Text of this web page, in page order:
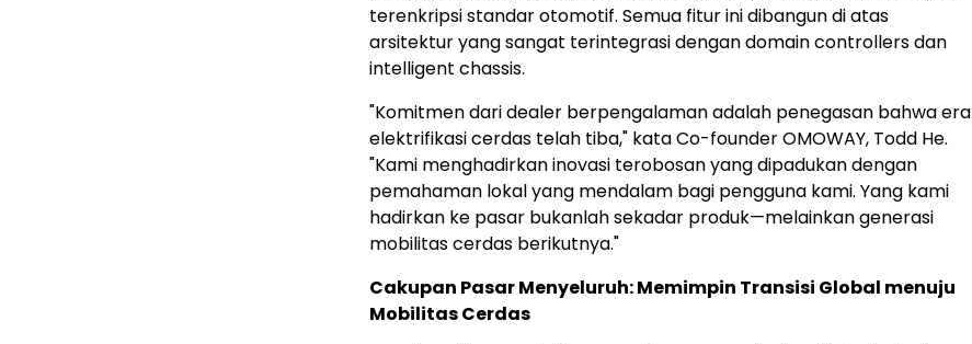
terenkripsi standar otomotif. Semua fitur ini dibangun di atas
arsitektur yang sangat terintegrasi dengan domain controllers dan
intelligent chassis.
"Komitmen dari dealer berpengalaman adalah penegasan bahwa era
elektrifikasi cerdas telah tiba," kata Co-founder OMOWAY, Todd He.
"Kami menghadirkan inovasi terobosan yang dipadukan dengan
pemahaman lokal yang mendalam bagi pengguna kami. Yang kami
hadirkan ke pasar bukanlah sekadar produk—melainkan generasi
mobilitas cerdas berikutnya."
Cakupan Pasar Menyeluruh: Memimpin Transisi Global menuju
Mobilitas Cerdas